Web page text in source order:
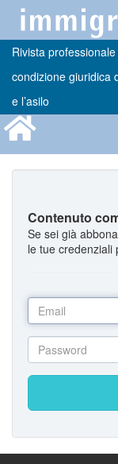
Rivista
condizione giuridica
e l’asilo
Contenuto
Se sei già
le tue credenziali